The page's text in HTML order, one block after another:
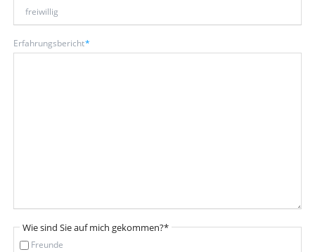
Mandatory
field
Erfahrungsbericht*
Mandatory
field
Wie sind Sie auf mich gekommen?*
Freunde